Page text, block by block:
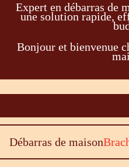
Expert en débarras de
une solution rapide,
Bonjour et bienvenue
Débarras de maison